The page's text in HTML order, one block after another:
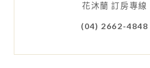
花沐蘭 訂房專線
(04) 2662-4848